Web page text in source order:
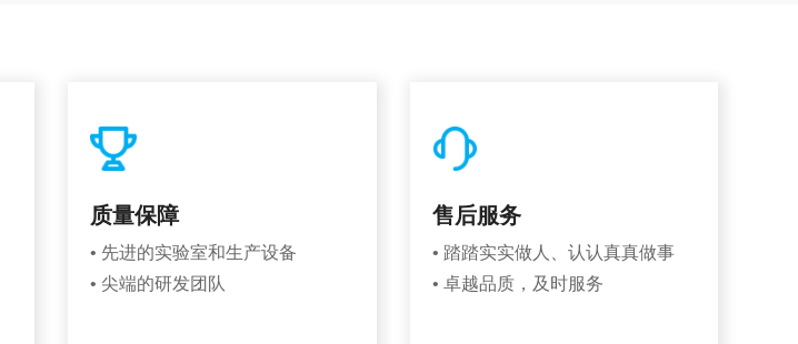
质量保障
• 先进的实验室和生产设备
• 尖端的研发团队
售后服务
• 踏踏实实做人、认认真真做事
• 卓越品质，及时服务